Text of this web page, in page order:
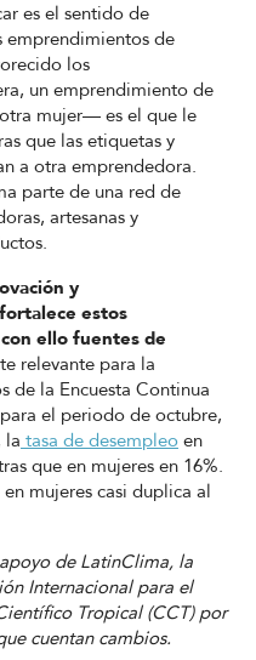
es el sentido de
emprendimientos de
los
un emprendimiento de
mujer— es el que le
que las etiquetas y
a otra emprendedora.
parte de una red de
artesanas y
y
estos
ello fuentes de
relevante para la
de la Encuesta Continua
el periodo de octubre,
la tasa de desempleo en
que en mujeres en 16%.
mujeres casi duplica al
de LatinClima, la
Internacional para el
Tropical (CCT) por
cuentan cambios.